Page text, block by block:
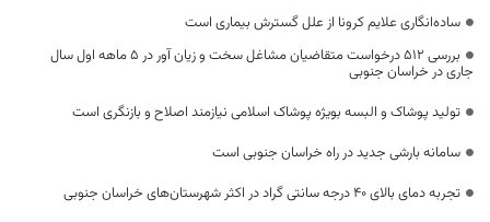
ساده‌انگاری علایم کرونا از علل گسترش بیماری است
بررسی 512 درخواست متقاضیان مشاغل سخت و زیان آور در 5 ماهه اول سال
جاری در خراسان جنوبی
تولید پوشاک و البسه بویژه پوشاک اسلامی نیازمند اصلاح و بازنگری است
سامانه بارشی جدید در راه خراسان جنوبی است
تجربه دمای بالای ۴۰ درجه سانتی گراد در اکثر شهرستان‌های خراسان جنوبی